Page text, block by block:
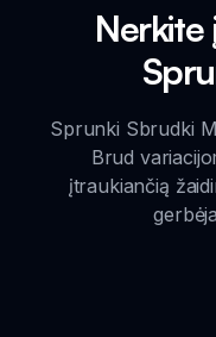
Nerkite
Sprunki Sbrudki
Brud
įtraukiančią